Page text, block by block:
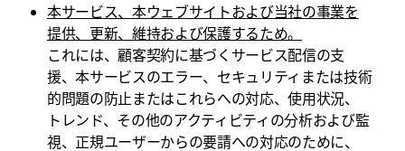
本サービス、本ウェブサイトおよび当社の事業を
提供、更新、維持および保護するため。
これには、顧客契約に基づくサービス配信の支
援、本サービスのエラー、セキュリティまたは技術
的問題の防止またはこれらへの対応、使用状況、
トレンド、その他のアクティビティの分析および監
視、正規ユーザーからの要請への対応のために、